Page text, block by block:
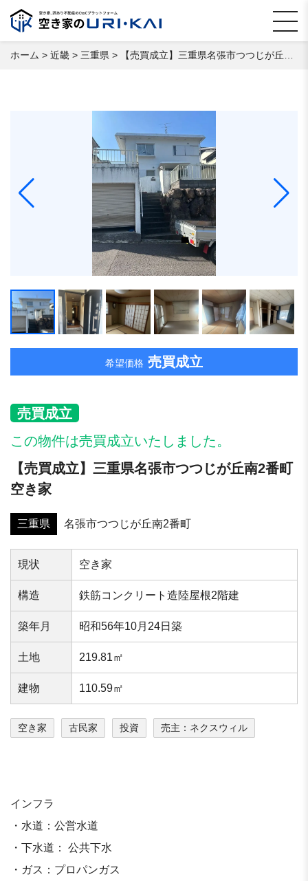
ホーム > 近畿 > 三重県 > 【売買成立】三重県名張市つつじが丘南2番町 空き家
希望価格 売買成立
売買成立
この物件は売買成立いたしました。
【売買成立】三重県名張市つつじが丘南2番町
空き家
三重県 名張市つつじが丘南2番町
現状 空き家
構造 鉄筋コンクリート造陸屋根2階建
築年⽉ 昭和56年10月24日築
⼟地 219.81㎡
建物 110.59㎡
空き家 古民家 投資 売主：ネクスウィル
インフラ
・水道：公営水道
・下水道： 公共下水
・ガス：プロパンガス